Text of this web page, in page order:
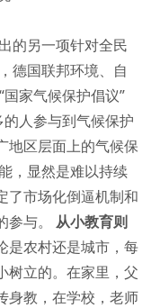
的另一项针对全民
德国联邦环境、自
家气候保护倡议”
人参与到气候保护
地区层面上的气候保
，显然是难以持续
了市场化倒逼机制和
与。 从小教育则
是农村还是城市，每
树立的。在家里，父
身教，在学校，老师